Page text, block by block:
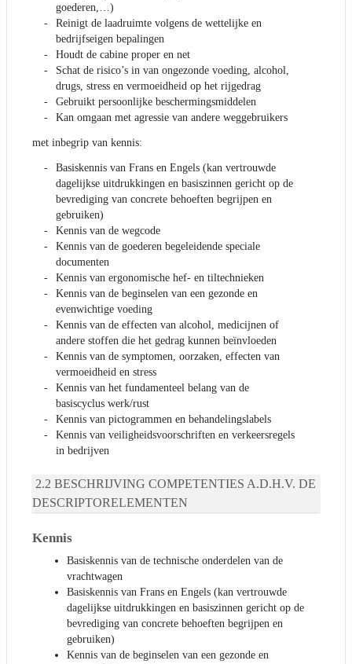
goederen,…)
Reinigt de laadruimte volgens de wettelijke en
bedrijfseigen bepalingen
Houdt de cabine proper en net
Schat de risico’s in van ongezonde voeding, alcohol,
drugs, stress en vermoeidheid op het rijgedrag
Gebruikt persoonlijke beschermingsmiddelen
Kan omgaan met agressie van andere weggebruikers
met inbegrip van kennis:
Basiskennis van Frans en Engels (kan vertrouwde
dagelijkse uitdrukkingen en basiszinnen gericht op de
bevrediging van concrete behoeften begrijpen en
gebruiken)
Kennis van de wegcode
Kennis van de goederen begeleidende speciale
documenten
Kennis van ergonomische hef- en tiltechnieken
Kennis van de beginselen van een gezonde en
evenwichtige voeding
Kennis van de effecten van alcohol, medicijnen of
andere stoffen die het gedrag kunnen beïnvloeden
Kennis van de symptomen, oorzaken, effecten van
vermoeidheid en stress
Kennis van het fundamenteel belang van de
basiscyclus werk/rust
Kennis van pictogrammen en behandelingslabels
Kennis van veiligheidsvoorschriften en verkeersregels
in bedrijven
BESCHRIJVING COMPETENTIES A.D.H.V. DE
DESCRIPTORELEMENTEN
Kennis
Basiskennis van de technische onderdelen van de
vrachtwagen
Basiskennis van Frans en Engels (kan vertrouwde
dagelijkse uitdrukkingen en basiszinnen gericht op de
bevrediging van concrete behoeften begrijpen en
gebruiken)
Kennis van de beginselen van een gezonde en